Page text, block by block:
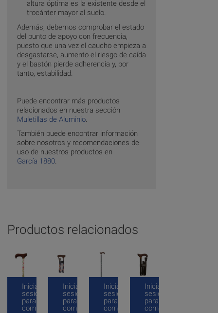
altura óptima es la existente desde el
trocánter mayor al suelo.
Además, debemos comprobar el estado
del punto de apoyo con frecuencia,
puesto que una vez el caucho empieza a
desgastarse, aumento el riesgo de caída
y el bastón pierde adherencia y, por
tanto, estabilidad.
Puede encontrar más productos
relacionados en nuestra sección
Muletillas de Aluminio.
También puede encontrar información
sobre nosotros y recomendaciones de
uso de nuestros productos en
García 1880
Productos relacionados
Inicia
sesión
para
comprar
Inicia
sesión
para
comprar
Inicia
sesión
para
comprar
Inicia
sesión
para
comprar